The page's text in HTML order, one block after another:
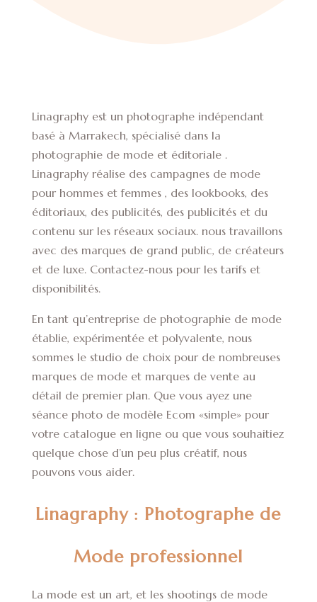
Linagraphy est un photographe indépendant
basé à Marrakech, spécialisé dans la
photographie de mode et éditoriale .
Linagraphy réalise des campagnes de mode
pour hommes et femmes , des lookbooks, des
éditoriaux, des publicités, des publicités et du
contenu sur les réseaux sociaux. nous travaillons
avec des marques de grand public, de créateurs
et de luxe. Contactez-nous pour les tarifs et
disponibilités.
En tant qu’entreprise de photographie de mode
établie, expérimentée et polyvalente, nous
sommes le studio de choix pour de nombreuses
marques de mode et marques de vente au
détail de premier plan. Que vous ayez une
séance photo de modèle Ecom «simple» pour
votre catalogue en ligne ou que vous souhaitiez
quelque chose d’un peu plus créatif, nous
pouvons vous aider.
Linagraphy : Photographe de
Mode professionnel
La mode est un art, et les shootings de mode